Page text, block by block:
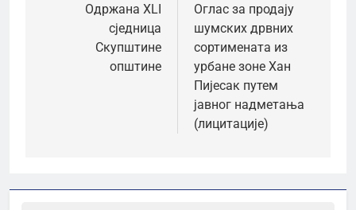
чланкаОдржана XLI
сједница
Скупштине
општине
Оглас за продају
шумских дрвних
сортимената из
урбане зоне Хан
Пијесак путем
јавног надметања
(лицитације)